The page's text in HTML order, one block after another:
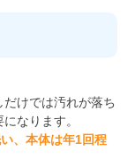
けでは汚れが落ち
なります。
、本体は年1回程